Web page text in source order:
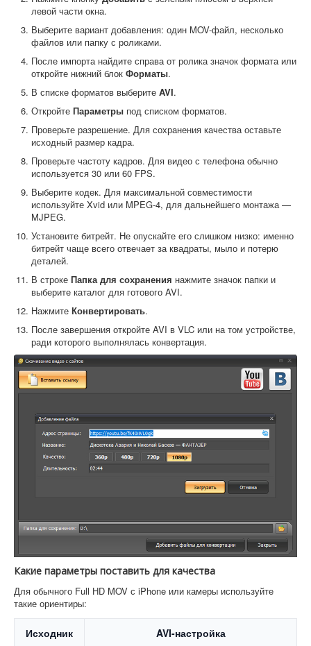
левой части окна.
Выберите вариант добавления: один MOV-файл, несколько
файлов или папку с роликами.
После импорта найдите справа от ролика значок формата или
откройте нижний блок Форматы.
В списке форматов выберите AVI.
Откройте Параметры под списком форматов.
Проверьте разрешение. Для сохранения качества оставьте
исходный размер кадра.
Проверьте частоту кадров. Для видео с телефона обычно
используется 30 или 60 FPS.
Выберите кодек. Для максимальной совместимости
используйте Xvid или MPEG-4, для дальнейшего монтажа —
MJPEG.
Установите битрейт. Не опускайте его слишком низко: именно
битрейт чаще всего отвечает за квадраты, мыло и потерю
деталей.
В строке Папка для сохранения нажмите значок папки и
выберите каталог для готового AVI.
Нажмите Конвертировать.
После завершения откройте AVI в VLC или на том устройстве,
ради которого выполнялась конвертация.
Какие параметры поставить для качества
Для обычного Full HD MOV с iPhone или камеры используйте
такие ориентиры:
Исходник AVI-настройка